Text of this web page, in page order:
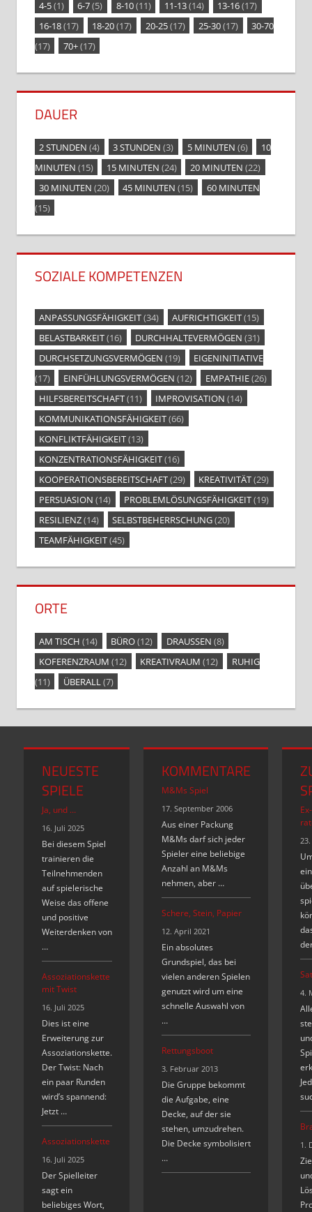
4-5(1) 6-7(5) 8-10(11) 11-13(14) 13-16(17)
16-18(17) 18-20(17) 20-25(17) 25-30(17)
30-70
(17)
70+(17)
DAUER
2 STUNDEN (4) 3 STUNDEN (3) 5 MINUTEN (6)
10
MINUTEN (15) 15 MINUTEN (24) 20 MINUTEN (22)
30 MINUTEN (20) 45 MINUTEN (15)
60 MINUTEN
(15)
SOZIALE KOMPETENZEN
ANPASSUNGSFÄHIGKEIT(34) AUFRICHTIGKEIT(15)
BELASTBARKEIT(16) DURCHHALTEVERMÖGEN (31)
DURCHSETZUNGSVERMÖGEN (19)
EIGENINITIATIVE
(17)
EINFÜHLUNGSVERMÖGEN (12) EMPATHIE(26)
HILFSBEREITSCHAFT(11) IMPROVISATION (14)
KOMMUNIKATIONSFÄHIGKEIT(66)
KONFLIKTFÄHIGKEIT(13)
KONZENTRATIONSFÄHIGKEIT(16)
KOOPERATIONSBEREITSCHAFT(29) KREATIVITÄT(29)
PERSUASION (14) PROBLEMLÖSUNGSFÄHIGKEIT(19)
RESILIENZ(14) SELBSTBEHERRSCHUNG(20)
TEAMFÄHIGKEIT(45)
ORTE
AM TISCH (14) BÜRO(12) DRAUSSEN
(8)
KOFERENZRAUM (12) KREATIVRAUM (12)
RUHIG
(11)
ÜBERALL (7)
NEUESTE
SPIELE
Ja, und …
16. Juli 2025
Bei diesem Spiel
trainieren die
Teilnehmenden
auf spielerische
Weise das offene
und positive
Weiterdenken von
…
Assoziationskette
mit Twist
16. Juli 2025
Dies ist eine
Erweiterung zur
Assoziationskette.
Der Twist: Nach
ein paar Runden
wird’s spannend:
Jetzt …
Assoziationskette
16. Juli 2025
Der Spielleiter
sagt ein
beliebiges Wort,
KOMMENTARE
M&Ms Spiel
17. September 2006
Aus einer Packung
M&Ms darf sich jeder
Spieler eine beliebige
Anzahl an M&Ms
nehmen, aber …
Schere, Stein, Papier
12. April 2021
Ein absolutes
Grundspiel, das bei
vielen anderen Spielen
genutzt wird um eine
schnelle Auswahl von
…
Rettungsboot
3. Februar 2013
Die Gruppe bekommt
die Aufgabe, eine
Decke, auf der sie
stehen, umzudrehen.
Die Decke symbolisiert
…
4.
1.